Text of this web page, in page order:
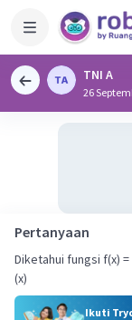
TNI A
26
Pertanyaan
Diketahui fungsi f(x)
(x)
Ikuti